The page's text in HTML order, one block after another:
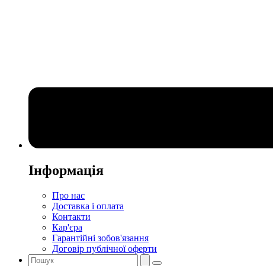
Інформація
Про нас
Доставка і оплата
Контакти
Кар'єра
Гарантійні зобов'язання
Договір публічної оферти